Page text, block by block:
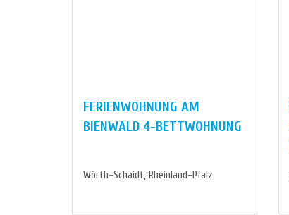
FERIENWOHNUNG AM
BIENWALD 4-BETTWOHNUNG
Wörth-Schaidt, Rheinland-Pfalz